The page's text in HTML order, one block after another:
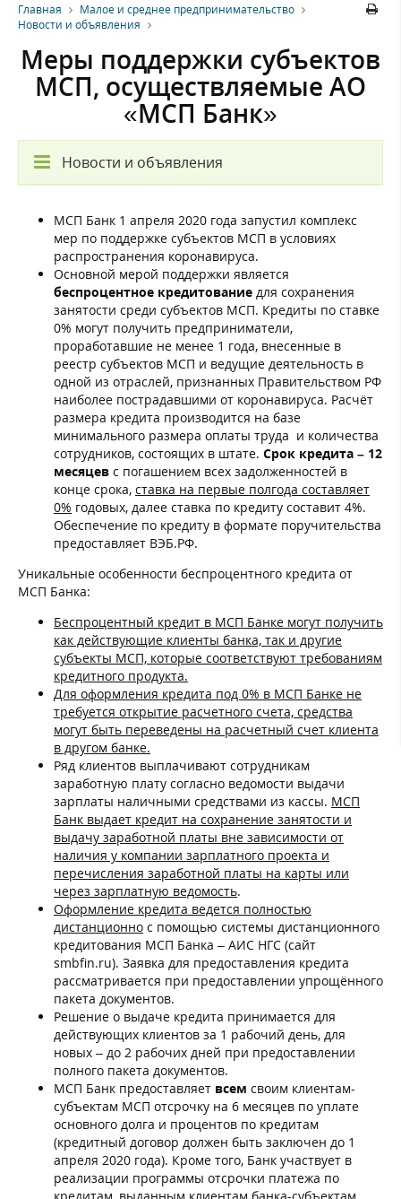
Главная
Малое и среднее предпринимательство
Новости и объявления
Меры поддержки субъектов
МСП, осуществляемые АО
«МСП Банк»
Новости и объявления
МСП Банк 1 апреля 2020 года запустил комплекс
мер по поддержке субъектов МСП в условиях
распространения коронавируса.
Основной мерой поддержки является
беспроцентное кредитование для сохранения
занятости среди субъектов МСП. Кредиты по ставке
0% могут получить предприниматели,
проработавшие не менее 1 года, внесенные в
реестр субъектов МСП и ведущие деятельность в
одной из отраслей, признанных Правительством РФ
наиболее пострадавшими от коронавируса. Расчёт
размера кредита производится на базе
минимального размера оплаты труда и количества
сотрудников, состоящих в штате. Срок кредита – 12
месяцев с погашением всех задолженностей в
конце срока, ставка на первые полгода составляет
0% годовых, далее ставка по кредиту составит 4%.
Обеспечение по кредиту в формате поручительства
предоставляет ВЭБ.РФ.
Уникальные особенности беспроцентного кредита от
МСП Банка:
Беспроцентный кредит в МСП Банке могут получить
как действующие клиенты банка, так и другие
субъекты МСП, которые соответствуют требованиям
кредитного продукта.
Для оформления кредита под 0% в МСП Банке не
требуется открытие расчетного счета, средства
могут быть переведены на расчетный счет клиента
в другом банке.
Ряд клиентов выплачивают сотрудникам
заработную плату согласно ведомости выдачи
зарплаты наличными средствами из кассы. МСП
Банк выдает кредит на сохранение занятости и
выдачу заработной платы вне зависимости от
наличия у компании зарплатного проекта и
перечисления заработной платы на карты или
через зарплатную ведомость.
Оформление кредита ведется полностью
дистанционно с помощью системы дистанционного
кредитования МСП Банка – АИС НГС (сайт
smbfin.ru). Заявка для предоставления кредита
рассматривается при предоставлении упрощённого
пакета документов.
Решение о выдаче кредита принимается для
действующих клиентов за 1 рабочий день, для
новых – до 2 рабочих дней при предоставлении
полного пакета документов.
МСП Банк предоставляет всем своим клиентам-
субъектам МСП отсрочку на 6 месяцев по уплате
основного долга и процентов по кредитам
(кредитный договор должен быть заключен до 1
апреля 2020 года). Кроме того, Банк участвует в
реализации программы отсрочки платежа по